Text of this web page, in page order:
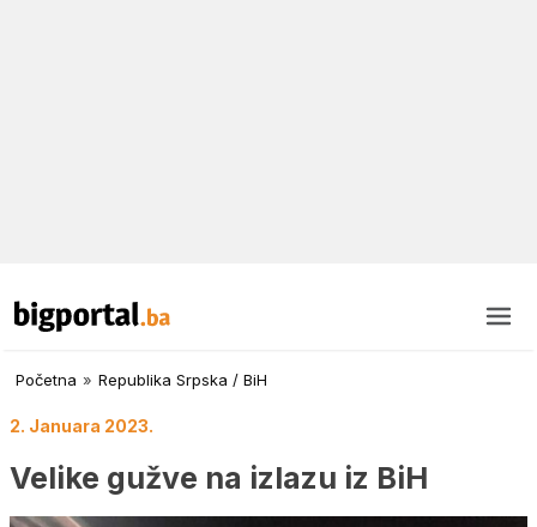
Početna » Republika Srpska / BiH
2. Januara 2023.
Velike gužve na izlazu iz BiH